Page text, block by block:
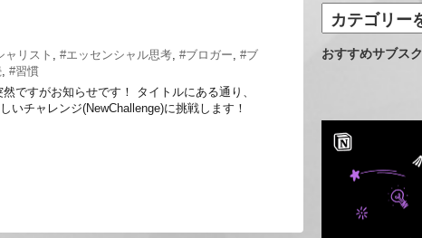
ャリスト , #エッセンシャル思考, #ブロガー, #ブ
, #習慣
ですがお知らせです！ タイトルにある通り、
いチャレンジ(NewChallenge)に挑戦します！
カ
テ
ゴ
おすすめサブスク